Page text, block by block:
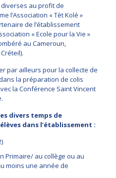
diverses au profit de
l’Association « Tèt Kolé »
de l’établissement
« Ecole pour la Vie »
au Cameroun,
par ailleurs pour la collecte de
la préparation de colis
la Conférence Saint Vincent
divers temps de
dans l’établissement :
Primaire/ au collège ou au
moins une année de